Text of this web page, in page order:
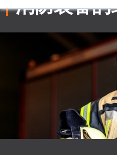
消防装备